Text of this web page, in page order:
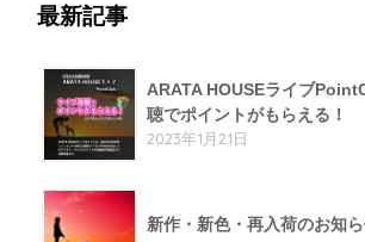
最新記事
ARATA HOUSEライブ
聴でポイントがもらえる！
2023年1月21日
新作・新色・再入荷のお知